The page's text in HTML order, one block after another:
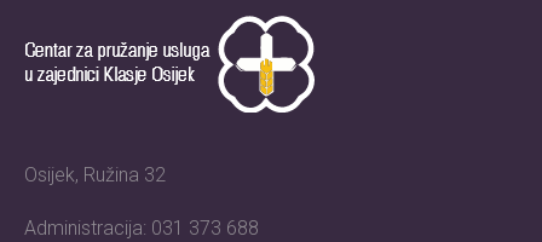
Osijek, Ružina 32
Administracija: 031 373 688